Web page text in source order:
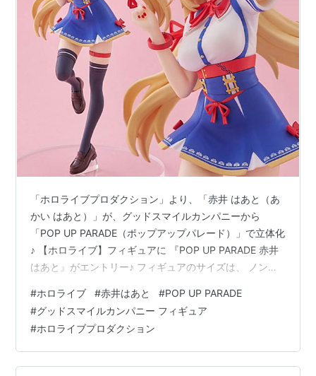
「ホロライブプロダクション」より、「赤井 はあと（あ
かい はあと）」が、グッドスマイルカンパニーから
「POP UP PARADE（ポップアップパレード）」で立体化
♪ 【ホロライブ】フィギュアに 『POP UP PARADE 赤井
はあと』がエントリー♪ フィギュアのサイズは、 ノンス
敬称略） POP UP PARADE『赤井はあと』ホロライブプ
ロダクション 完成品フィギュアは、グッドスマイルカン
パニーより2026年02月発売の予定です♪ 【Amazon】ホ
ロライブOCG『ブースターパック エンチャントレガリ
ア』【COVER】 【Amazo…
#ホロライブ #赤井はあと #POP UP PARADE
#グッドスマイルカンパニー フィギュア
#ホロライブプロダクション